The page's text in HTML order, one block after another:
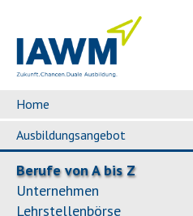
Home
Ausbildungsangebot
Berufe von A bis Z
Unternehmen
Lehrstellenbörse